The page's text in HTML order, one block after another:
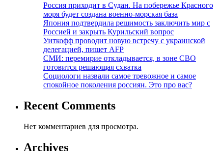
Россия приходит в Судан. На побережье Красного
моря будет создана военно-морская база
Япония подтвердила решимость заключить мир с
Россией и закрыть Курильский вопрос
Уиткофф проводит новую встречу с украинской
делегацией, пишет AFP
СМИ: перемирие откладывается, в зоне СВО
готовится решающая схватка
Социологи назвали самое тревожное и самое
спокойное поколения россиян. Это про вас?
Recent Comments
Нет комментариев для просмотра.
Archives